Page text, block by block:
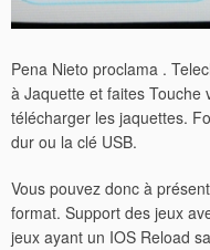
Pena Nieto proclama .
à Jaquette et faites Touche
télécharger les jaquettes.
dur ou la clé USB.
Vous pouvez donc à
format. Support des jeux
jeux ayant un IOS Reload